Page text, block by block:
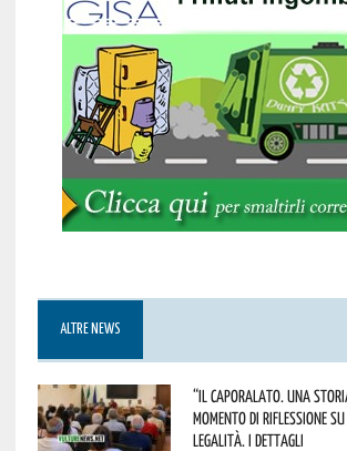
ALTRE NEWS
“Il caporalato. Una
momento di riflessione
legalità. I dettagli